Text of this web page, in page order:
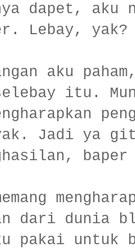
dapet, aku
Lebay,
aku
itu.
Jadi ya
baper
dari dunia
pakai untuk